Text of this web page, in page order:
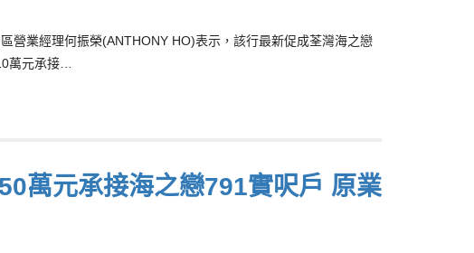
營業經理何振榮(ANTHONY HO)表示，該行最新促成荃灣海之戀
萬元承接…
萬元承接海之戀791實呎戶 原業